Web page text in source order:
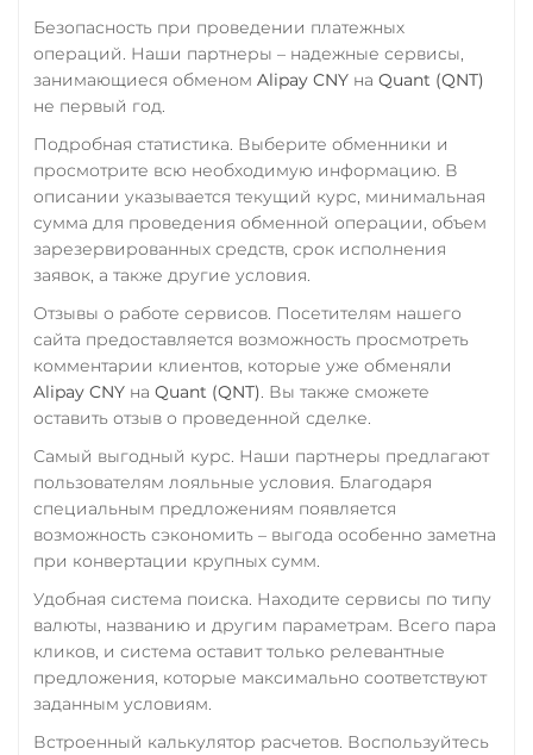
ПУМБ UAH
Райффайзен
РНКБ RUB
Росбанк RUB
Россельхоз банк RUB
RUB KZT QR RUB
СБП RUB
Счет ИП/ООО
RUB USD EUR
Тинькофф
RUB
УкрСиббанк UAH
Фридом Банк KZT
Центр Кредит KZT
Безопасность при проведении платежных
операций. Наши партнеры – надежные сервисы,
занимающиеся обменом Alipay CNY на Quant (QNT)
не первый год.
Подробная статистика. Выберите обменники и
просмотрите всю необходимую информацию. В
описании указывается текущий курс, минимальная
сумма для проведения обменной операции, объем
зарезервированных средств, срок исполнения
заявок, а также другие условия.
Отзывы о работе сервисов. Посетителям нашего
сайта предоставляется возможность просмотреть
комментарии клиентов, которые уже обменяли
Alipay CNY на Quant (QNT). Вы также сможете
оставить отзыв о проведенной сделке.
Самый выгодный курс. Наши партнеры предлагают
пользователям лояльные условия. Благодаря
специальным предложениям появляется
возможность сэкономить – выгода особенно заметна
при конвертации крупных сумм.
Удобная система поиска. Находите сервисы по типу
валюты, названию и другим параметрам. Всего пара
кликов, и система оставит только релевантные
предложения, которые максимально соответствуют
заданным условиям.
Встроенный калькулятор расчетов. Воспользуйтесь